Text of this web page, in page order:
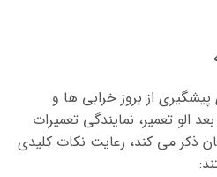
از بروز خرابی ها و
تعمیر، نمایندگی تعمیرات
ذکر می کند، رعایت نکات کلیدی